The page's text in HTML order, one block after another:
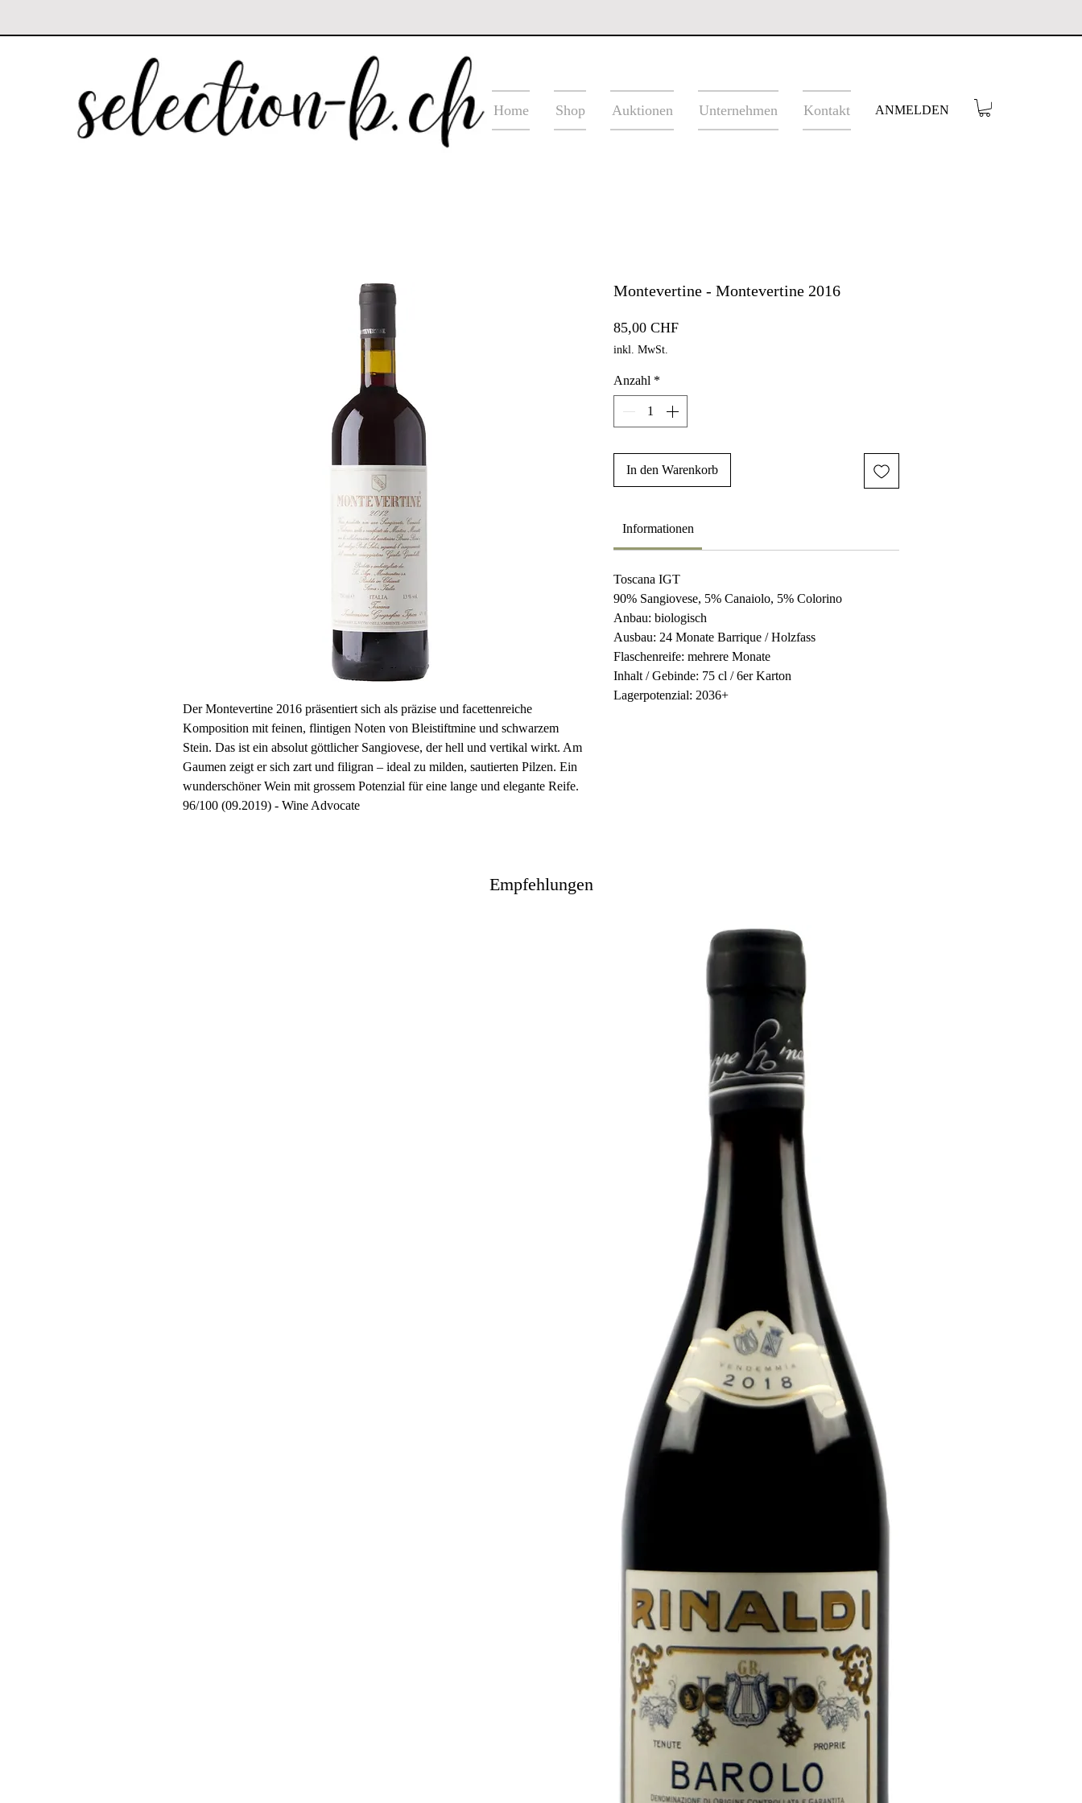
Home Shop Auktionen Unternehmen Kontakt ANMELDEN
Der Montevertine 2016 präsentiert sich als präzise und facettenreiche
Komposition mit feinen, flintigen Noten von Bleistiftmine und schwarzem
Stein. Das ist ein absolut göttlicher Sangiovese, der hell und vertikal wirkt. Am
Gaumen zeigt er sich zart und filigran – ideal zu milden, sautierten Pilzen. Ein
wunderschöner Wein mit grossem Potenzial für eine lange und elegante Reife.
96/100 (09.2019) - Wine Advocate
Montevertine - Montevertine 2016
85,00 CHFPreis
inkl. MwSt.
Anzahl *
In den Warenkorb
Informationen
Toscana IGT
90% Sangiovese, 5% Canaiolo, 5% Colorino
Anbau: biologisch
Ausbau: 24 Monate Barrique / Holzfass
Flaschenreife: mehrere Monate
Inhalt / Gebinde: 75 cl / 6er Karton
Lagerpotenzial: 2036+
Empfehlungen